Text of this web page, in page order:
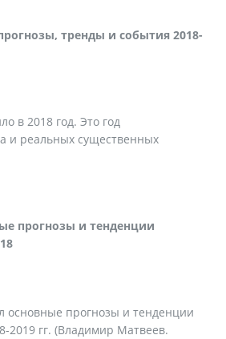
тренды и события 2018-
в 2018 год. Это год
и реальных существенных
прогнозы и тенденции
основные прогнозы и тенденции
2019 гг. (Владимир Матвеев.